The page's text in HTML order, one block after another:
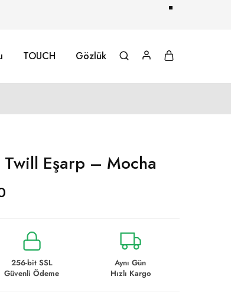
TOUCH Gözlük
Twill Eşarp – Mocha
256-bit SSL
Güvenli Ödeme
Aynı Gün
Hızlı Kargo